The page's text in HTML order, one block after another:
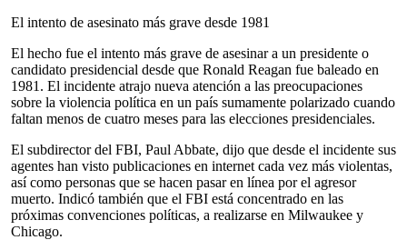
El intento de asesinato más grave desde 1981
El hecho fue el intento más grave de asesinar a un presidente o
candidato presidencial desde que Ronald Reagan fue baleado en
1981. El incidente atrajo nueva atención a las preocupaciones
sobre la violencia política en un país sumamente polarizado cuando
faltan menos de cuatro meses para las elecciones presidenciales.
El subdirector del FBI, Paul Abbate, dijo que desde el incidente sus
agentes han visto publicaciones en internet cada vez más violentas,
así como personas que se hacen pasar en línea por el agresor
muerto. Indicó también que el FBI está concentrado en las
próximas convenciones políticas, a realizarse en Milwaukee y
Chicago.